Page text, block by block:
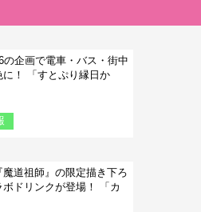
の企画で電車・バス・街中
！ 「すとぷり縁日か
魔道祖師』の限定描き下ろ
ボドリンクが登場！ 「カ